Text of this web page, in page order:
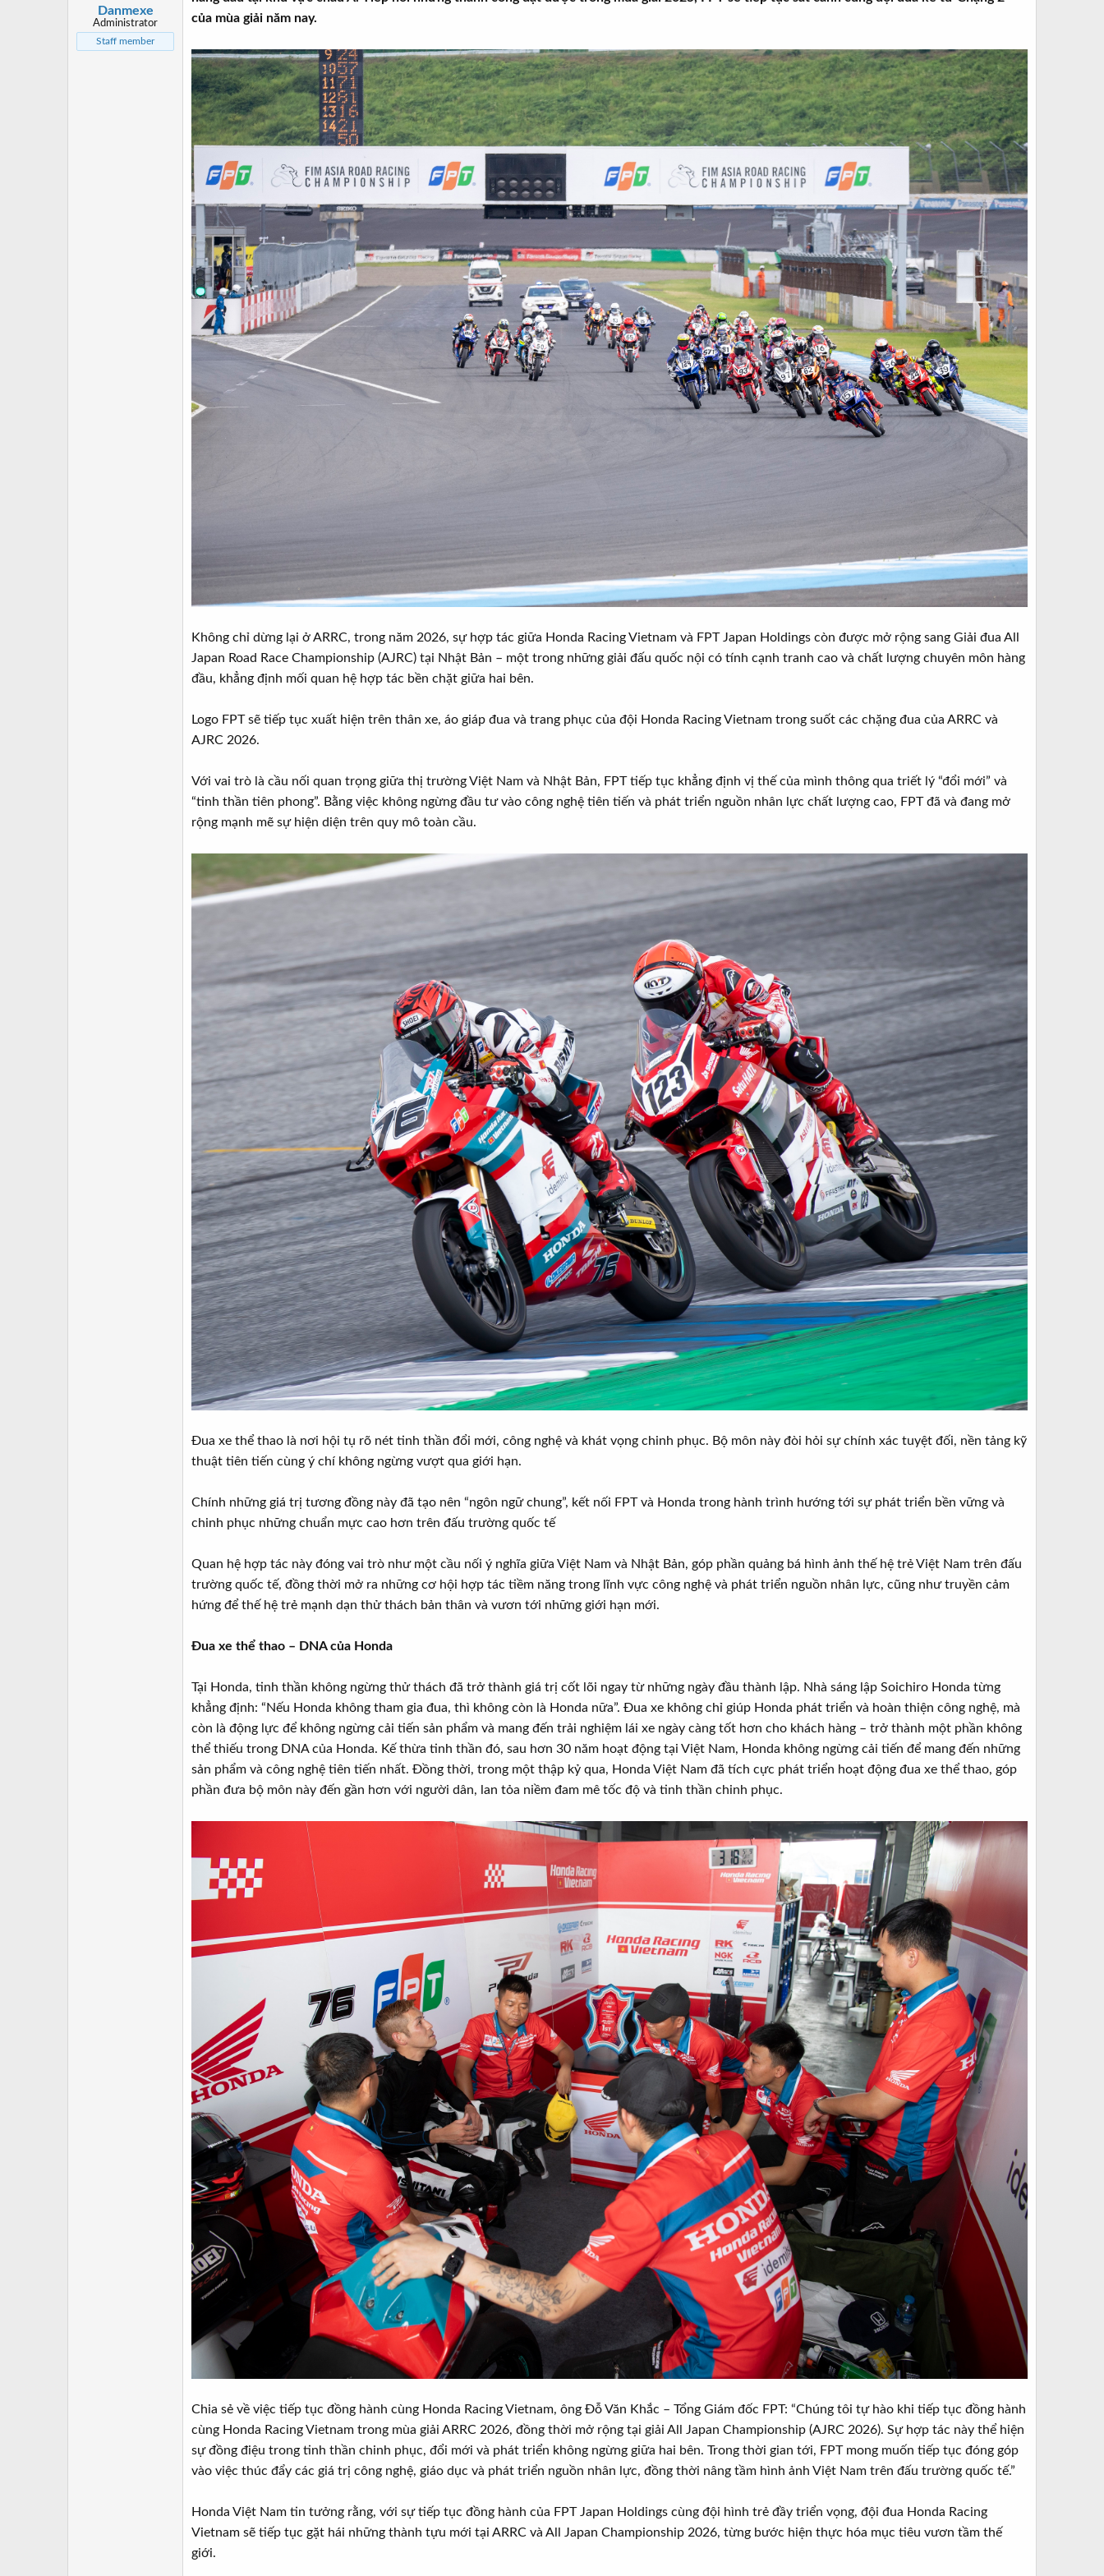
a
r
đ
ầ
u
Danmexe
Administrator
Staff member
của mùa giải năm nay.
Không chỉ dừng lại ở ARRC, trong năm 2026, sự hợp tác giữa Honda Racing Vietnam và FPT Japan Holdings còn được mở rộng sang Giải đua All
Japan Road Race Championship (AJRC) tại Nhật Bản – một trong những giải đấu quốc nội có tính cạnh tranh cao và chất lượng chuyên môn hàng
đầu, khẳng định mối quan hệ hợp tác bền chặt giữa hai bên.
Logo FPT sẽ tiếp tục xuất hiện trên thân xe, áo giáp đua và trang phục của đội Honda Racing Vietnam trong suốt các chặng đua của ARRC và
AJRC 2026.
Với vai trò là cầu nối quan trọng giữa thị trường Việt Nam và Nhật Bản, FPT tiếp tục khẳng định vị thế của mình thông qua triết lý “đổi mới” và
“tinh thần tiên phong”. Bằng việc không ngừng đầu tư vào công nghệ tiên tiến và phát triển nguồn nhân lực chất lượng cao, FPT đã và đang mở
rộng mạnh mẽ sự hiện diện trên quy mô toàn cầu.
Đua xe thể thao là nơi hội tụ rõ nét tinh thần đổi mới, công nghệ và khát vọng chinh phục. Bộ môn này đòi hỏi sự chính xác tuyệt đối, nền tảng kỹ
thuật tiên tiến cùng ý chí không ngừng vượt qua giới hạn.
Chính những giá trị tương đồng này đã tạo nên “ngôn ngữ chung”, kết nối FPT và Honda trong hành trình hướng tới sự phát triển bền vững và
chinh phục những chuẩn mực cao hơn trên đấu trường quốc tế
Quan hệ hợp tác này đóng vai trò như một cầu nối ý nghĩa giữa Việt Nam và Nhật Bản, góp phần quảng bá hình ảnh thế hệ trẻ Việt Nam trên đấu
trường quốc tế, đồng thời mở ra những cơ hội hợp tác tiềm năng trong lĩnh vực công nghệ và phát triển nguồn nhân lực, cũng như truyền cảm
hứng để thế hệ trẻ mạnh dạn thử thách bản thân và vươn tới những giới hạn mới.
Đua xe thể thao – DNA của Honda
Tại Honda, tinh thần không ngừng thử thách đã trở thành giá trị cốt lõi ngay từ những ngày đầu thành lập. Nhà sáng lập Soichiro Honda từng
khẳng định: “Nếu Honda không tham gia đua, thì không còn là Honda nữa”. Đua xe không chỉ giúp Honda phát triển và hoàn thiện công nghệ, mà
còn là động lực để không ngừng cải tiến sản phẩm và mang đến trải nghiệm lái xe ngày càng tốt hơn cho khách hàng – trở thành một phần không
thể thiếu trong DNA của Honda. Kế thừa tinh thần đó, sau hơn 30 năm hoạt động tại Việt Nam, Honda không ngừng cải tiến để mang đến những
sản phẩm và công nghệ tiên tiến nhất. Đồng thời, trong một thập kỷ qua, Honda Việt Nam đã tích cực phát triển hoạt động đua xe thể thao, góp
phần đưa bộ môn này đến gần hơn với người dân, lan tỏa niềm đam mê tốc độ và tinh thần chinh phục.
Chia sẻ về việc tiếp tục đồng hành cùng Honda Racing Vietnam, ông Đỗ Văn Khắc – Tổng Giám đốc FPT: “Chúng tôi tự hào khi tiếp tục đồng hành
cùng Honda Racing Vietnam trong mùa giải ARRC 2026, đồng thời mở rộng tại giải All Japan Championship (AJRC 2026). Sự hợp tác này thể hiện
sự đồng điệu trong tinh thần chinh phục, đổi mới và phát triển không ngừng giữa hai bên. Trong thời gian tới, FPT mong muốn tiếp tục đóng góp
vào việc thúc đẩy các giá trị công nghệ, giáo dục và phát triển nguồn nhân lực, đồng thời nâng tầm hình ảnh Việt Nam trên đấu trường quốc tế.”
Honda Việt Nam tin tưởng rằng, với sự tiếp tục đồng hành của FPT Japan Holdings cùng đội hình trẻ đầy triển vọng, đội đua Honda Racing
Vietnam sẽ tiếp tục gặt hái những thành tựu mới tại ARRC và All Japan Championship 2026, từng bước hiện thực hóa mục tiêu vươn tầm thế
giới.